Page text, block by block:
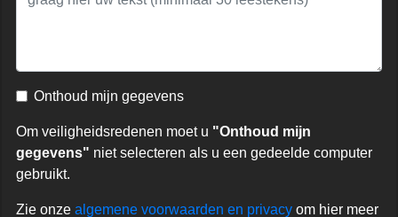
Onthoud mijn gegevens
Om veiligheidsredenen moet u "Onthoud mijn
gegevens" niet selecteren als u een gedeelde computer
gebruikt.
Zie onze algemene voorwaarden en privacy om hier meer